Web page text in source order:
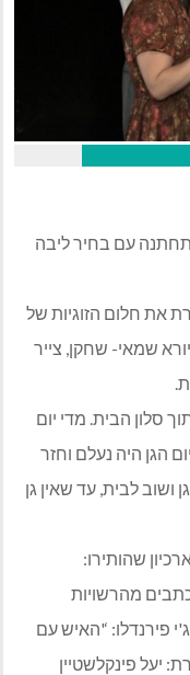
עם בחיר ליבה
את חלום הזוגיות של
שמאי- שחקן, צייר
סלון הבית. מדי יום
הגן היה נעלם וחזר
ושוב לבית, עד שאין גן
שהותירו:
מהרשויות
פירנדלו: ‘'האיש עם
יעל פינקלשטיין